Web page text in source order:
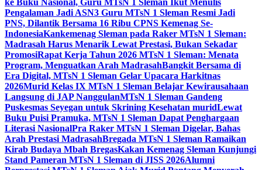
ke Buku Nasional, Guru MTsN 1 Sleman Ikut Menulis
Pengalaman Jadi ASN3 Guru MTsN 1 Sleman Resmi Jadi
PNS, Dilantik Bersama 16 Ribu CPNS Kemenag Se-
IndonesiaKankemenag Sleman pada Raker MTsN 1 Sleman:
Madrasah Harus Menarik Lewat Prestasi, Bukan Sekadar
PromosiRapat Kerja Tahun 2026 MTsN 1 Sleman: Menata
Program, Menguatkan Arah MadrasahBangkit Bersama di
Era Digital, MTsN 1 Sleman Gelar Upacara Harkitnas
2026Murid Kelas IX MTsN 1 Sleman Belajar Kewirausahaan
Langsung di JAP NanggulanMTsN 1 Sleman Gandeng
Puskesmas Seyegan untuk Skrining Kesehatan muridLewat
Buku Puisi Pramuka, MTsN 1 Sleman Dapat Penghargaan
Literasi NasionalPra Raker MTsN 1 Sleman Digelar, Bahas
Arah Prestasi MadrasahBregada MTsN 1 Sleman Ramaikan
Kirab Budaya Mbah BregasKakan Kemenag Sleman Kunjungi
Stand Pameran MTsN 1 Sleman di JISS 2026Alumni